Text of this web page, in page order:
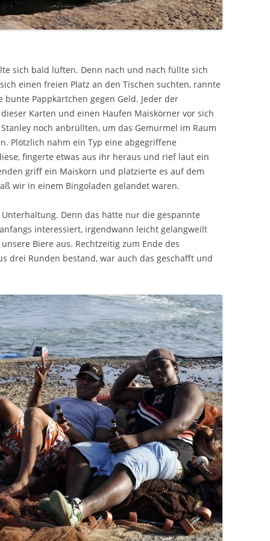
sich bald lüften. Denn nach und nach füllte sich
einen freien Platz an den Tischen suchten, rannte
Pappkärtchen gegen Geld. Jeder der
Karten und einen Haufen Maiskörner vor sich
noch anbrüllten, um das Gemurmel im Raum
Plötzlich nahm ein Typ eine abgegriffene
fingerte etwas aus ihr heraus und rief laut ein
griff ein Maiskorn und platzierte es auf dem
wir in einem Bingoladen gelandet waren.
Denn das hätte nur die gespannte
interessiert, irgendwann leicht gelangweilt
Biere aus. Rechtzeitig zum Ende des
drei Runden bestand, war auch das geschafft und